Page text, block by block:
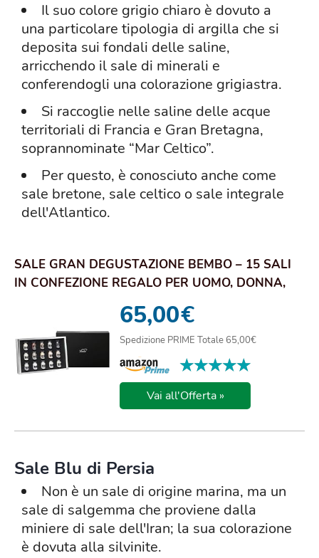
Il suo colore grigio chiaro è dovuto a
una particolare tipologia di argilla che si
deposita sui fondali delle saline,
arricchendo il sale di minerali e
conferendogli una colorazione grigiastra.
Si raccoglie nelle saline delle acque
territoriali di Francia e Gran Bretagna,
soprannominate “Mar Celtico”.
Per questo, è conosciuto anche come
sale bretone, sale celtico o sale integrale
dell'Atlantico.
SALE GRAN DEGUSTAZIONE BEMBO – 15 SALI
IN CONFEZIONE REGALO PER UOMO, DONNA,
65,00€
Spedizione PRIME Totale 65,00€
★★★★★
★★★★★
Vai all'Offerta »
Sale Blu di Persia
Non è un sale di origine marina, ma un
sale di salgemma che proviene dalla
miniere di sale dell'Iran; la sua colorazione
è dovuta alla silvinite.